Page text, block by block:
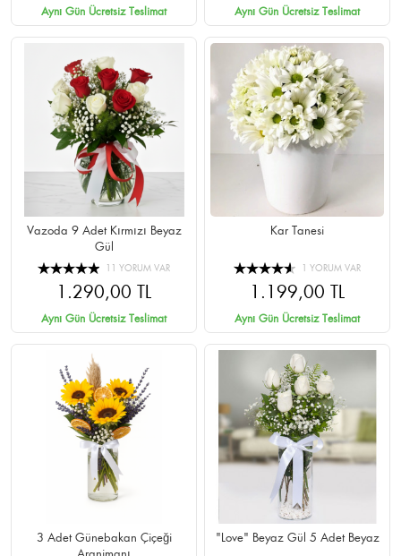
Aynı Gün Ücretsiz Teslimat Aynı Gün Ücretsiz Teslimat
Vazoda 9 Adet Kırmızı Beyaz
Gül
11 YORUM VAR
1.290,00 TL
Aynı Gün Ücretsiz Teslimat
Kar Tanesi
1 YORUM VAR
1.199,00 TL
Aynı Gün Ücretsiz Teslimat
3 Adet Günebakan Çiçeği
"Love" Beyaz Gül 5 Adet Beyaz